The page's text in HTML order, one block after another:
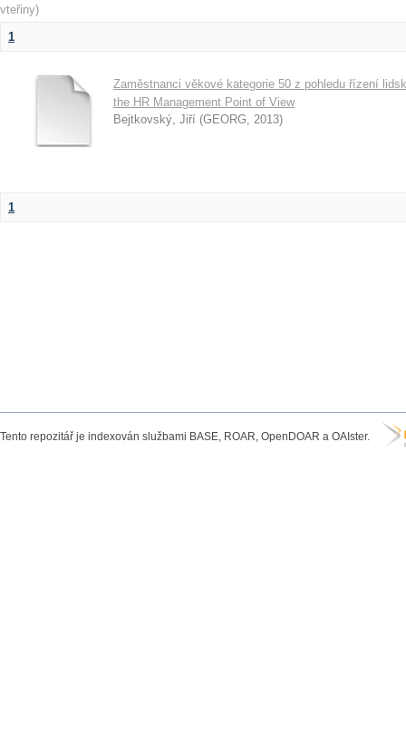
vteřiny)
1
Zaměstnanci věkové kategorie 50 z pohledu řízení
the HR Management Point of View
Bejtkovský, Jiří (GEORG, 2013)
1
Tento repozitář je indexován službami BASE, ROAR, OpenDOAR a OAIster.